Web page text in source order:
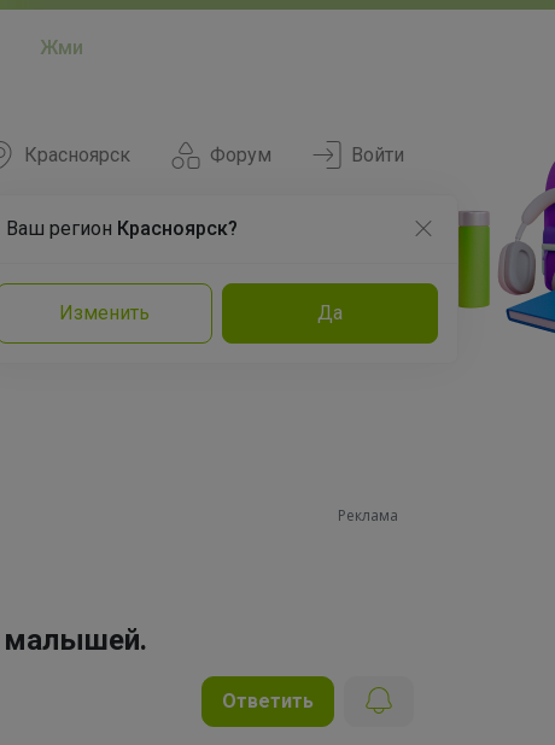
Жми
Форум
Красноярск
Ваш регион Красноярск?
Изменить Да
Войти
Команда Эксперты
Реклама
Ответить